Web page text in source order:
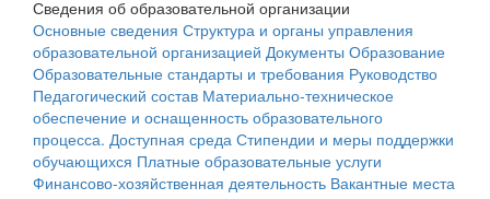
Сведения об образовательной организации
Основные сведения Структура и органы управления
образовательной организацией Документы Образование
Образовательные стандарты и требования Руководство
Педагогический состав Материально-техническое
обеспечение и оснащенность образовательного
процесса. Доступная среда Стипендии и меры поддержки
обучающихся Платные образовательные услуги
Финансово-хозяйственная деятельность Вакантные места